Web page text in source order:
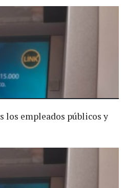
los empleados públicos y